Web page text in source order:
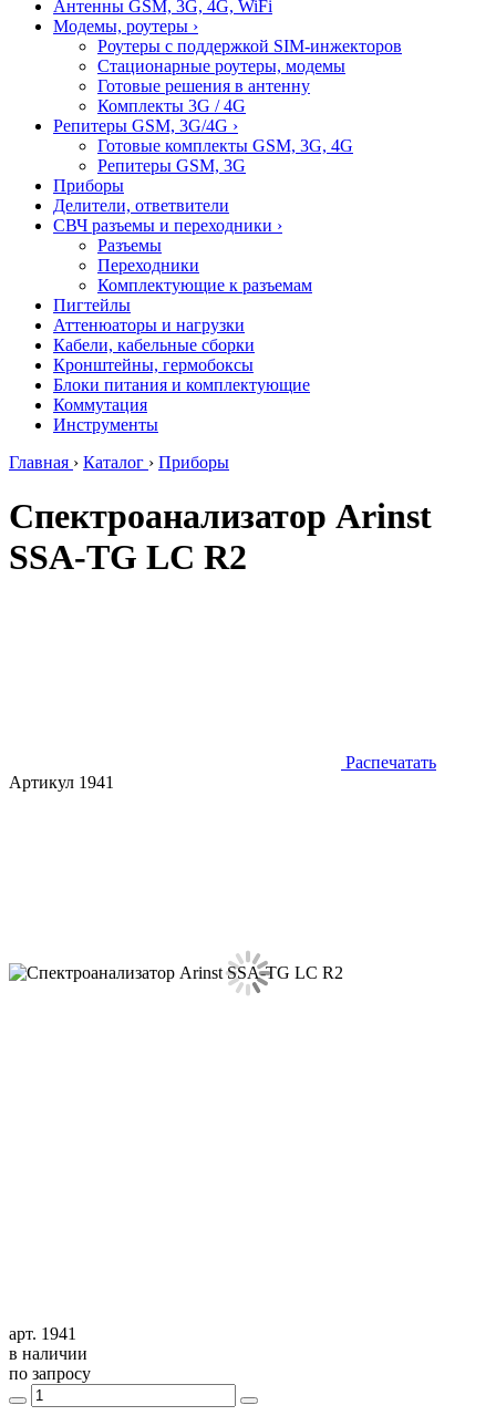
Антенны GSM, 3G, 4G, WiFi
Модемы, роутеры ›
Роутеры с поддержкой SIM-инжекторов
Стационарные роутеры, модемы
Готовые решения в антенну
Комплекты 3G / 4G
Репитеры GSM, 3G/4G ›
Готовые комплекты GSM, 3G, 4G
Репитеры GSM, 3G
Приборы
Делители, ответвители
СВЧ разъемы и переходники ›
Разъемы
Переходники
Комплектующие к разъемам
Пигтейлы
Аттенюаторы и нагрузки
Кабели, кабельные сборки
Кронштейны, гермобоксы
Блоки питания и комплектующие
Коммутация
Инструменты
Главная › Каталог › Приборы
Спектроанализатор Arinst
SSA-TG LC R2
Распечатать
Артикул 1941
арт. 1941
в наличии
по запросу